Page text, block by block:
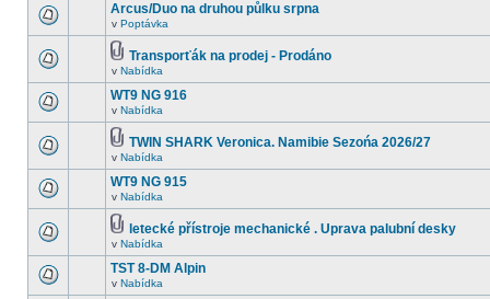
Arcus/Duo na druhou půlku srpna
v Poptávka
Transporťák na prodej - Prodáno
v Nabídka
WT9 NG 916
v Nabídka
TWIN SHARK Veronica. Namibie Sezońa 2026/27
v Nabídka
WT9 NG 915
v Nabídka
letecké přístroje mechanické . Uprava palubní desky
v Nabídka
TST 8-DM Alpin
v Nabídka